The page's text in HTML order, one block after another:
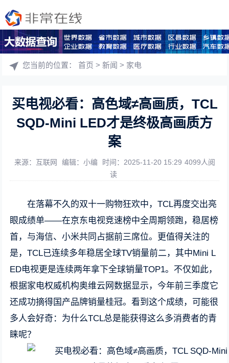
您当前的位置：首页 >新闻 > 家电
买电视必看：高色域≠高画质，TCL
SQD-Mini LED才是终极高画质方
案
来源：互联网 编辑：小编 时间：2025-11-20 15:29 4099人阅
读
在落幕不久的双十一购物狂欢中，TCL再度交出亮
眼成绩单——在京东电视竞速榜中全周期领跑，稳居榜
首，与海信、小米共同占据前三席位。更值得关注的
是，TCL已连续多年稳居全球TV销量前二，其中Mini L
ED电视更是连续两年拿下全球销量TOP1。不仅如此，
根据家电权威机构奥维云网数据显示，今年前三季度它
还成功摘得国产品牌销量桂冠。看到这个成绩，可能很
多人会好奇：为什么TCL总是能获得这么多消费者的青
睐呢？